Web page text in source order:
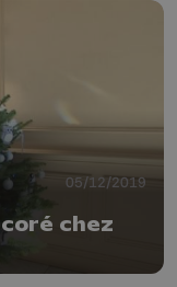
05/12/2019
chez